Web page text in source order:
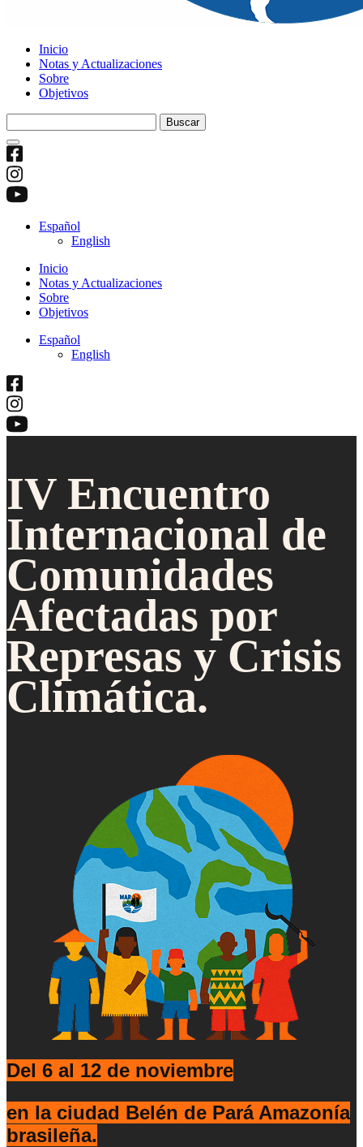
Inicio
Notas y Actualizaciones
Sobre
Objetivos
Español
English
Inicio
Notas y Actualizaciones
Sobre
Objetivos
Español
English
IV Encuentro
Internacional de
Comunidades
Afectadas por
Represas y Crisis
Climática.
Del 6 al 12 de noviembre
en la ciudad Belén de Pará Amazonía
brasileña.